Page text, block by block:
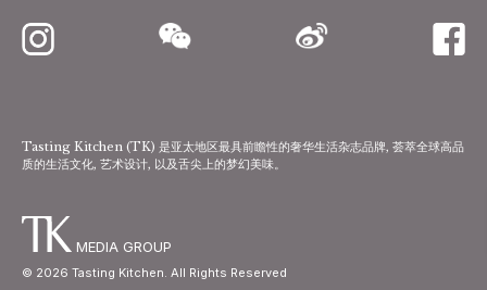
Tasting Kitchen (TK) 是亚太地区最具前瞻性的奢华生活杂志品牌, 荟萃全球高品
质的生活文化, 艺术设计, 以及舌尖上的梦幻美味。
MEDIA GROUP
© 2026 Tasting Kitchen. All Rights Reserved